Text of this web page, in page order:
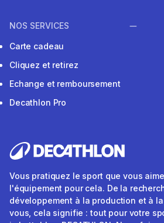
NOS SERVICES
Carte cadeau
Cliquez et retirez
Echange et remboursement
Decathlon Pro
Vous pratiquez le sport que vous
l'équipement pour cela. De la
développement à la production et à
vous, cela signifie : tout pour votre